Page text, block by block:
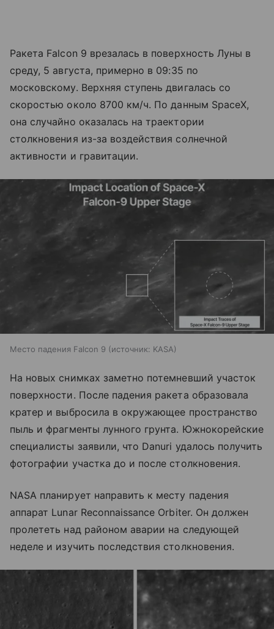
Ракета Falcon 9 врезалась в поверхность Луны в
среду, 5 августа, примерно в 09:35 по
московскому. Верхняя ступень двигалась со
скоростью около 8700 км/ч. По данным SpaceX,
она случайно оказалась на траектории
столкновения из-за воздействия солнечной
активности и гравитации.
Место падения Falcon 9 источник: KASA
На новых снимках заметно потемневший участок
поверхности. После падения ракета образовала
кратер и выбросила в окружающее пространство
пыль и фрагменты лунного грунта. Южнокорейские
специалисты заявили, что Danuri удалось получить
фотографии участка до и после столкновения.
NASA планирует направить к месту падения
аппарат Lunar Reconnaissance Orbiter. Он должен
пролететь над районом аварии на следующей
неделе и изучить последствия столкновения.